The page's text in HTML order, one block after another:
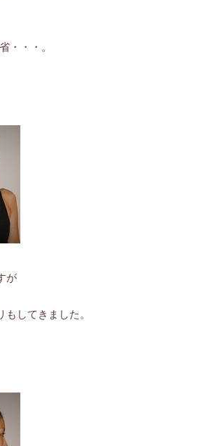
・・・。
が
してきました。